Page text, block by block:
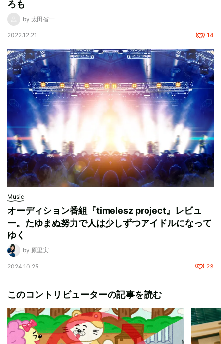
ろも
by 太田省一
2022.12.21 14
Music
オーディション番組『timelesz project』レビュ
ー。たゆまぬ努力で人は少しずつアイドルになって
ゆく
by 原里実
2024.10.25 23
このコントリビューターの記事を読む